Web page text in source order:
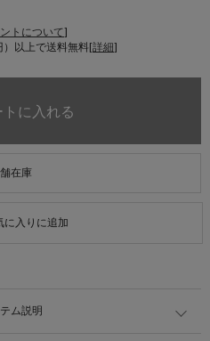
トについて]
以上で送料無料[詳細]
在庫
に入りに追加
ム説明